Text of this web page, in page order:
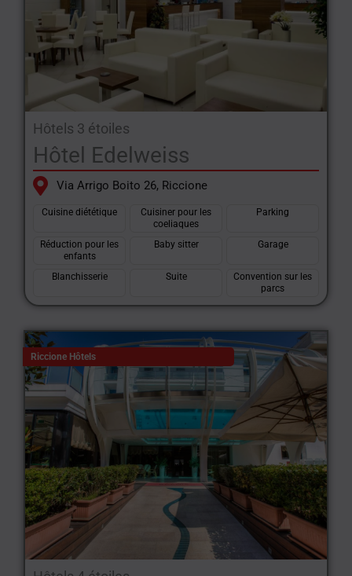
Hôtels 3 étoiles
Hôtel Edelweiss
Via Arrigo Boito 26, Riccione
Cuisine diététique
Cuisiner pour les
coeliaques
Parking
Réduction pour les
enfants
Baby sitter Garage
Blanchisserie Suite
Convention sur les
parcs
Riccione Hôtels